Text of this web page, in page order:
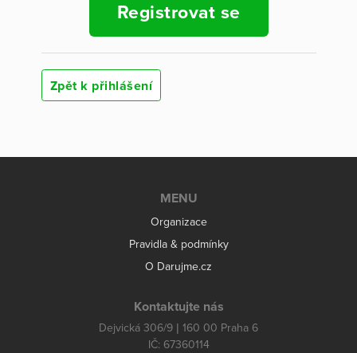
Registrovat se
Zpět k přihlášení
MENU
Organizace
Pravidla & podmínky
O Darujme.cz
Kontaktujte nás
Dejvická 306/9 | 160 00 Praha 6
IČ: 67360114